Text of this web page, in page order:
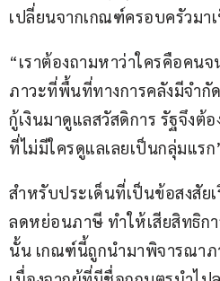
เปลี่ยนจากเกณฑ์ครอบครัวมา
“เราต้องถามหาว่าใครคือคน
ภาวะที่พื้นที่ทางการคลังมีจำกั
กู้เงินมาดูแลสวัสดิการ รัฐจึงต้
ที่ไม่มีใครดูแลเลยเป็นกลุ่มแรก
สำหรับประเด็นที่เป็นข้อสงสัย
ลดหย่อนภาษี ทำให้เสียสิทธิก
นั้น เกณฑ์นี้ถูกนำมาพิจารณาภ